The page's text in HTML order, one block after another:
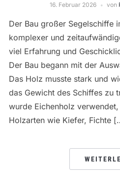
16. Februar 2026 von
Der Bau großer Segelschiffe
komplexer und
viel Erfahrung und
Der Bau begann mit der
Das Holz musste stark und
das Gewicht des Schiffes zu
wurde Eichenholz
Holzarten wie Kiefer, Fichte